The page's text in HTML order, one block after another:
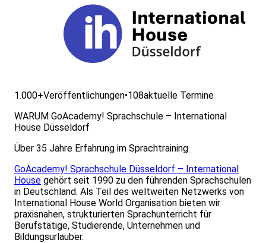
1.000+Veröffentlichungen•108aktuelle Termine
WARUM GoAcademy! Sprachschule – International
House Düsseldorf
Über 35 Jahre Erfahrung im Sprachtraining
GoAcademy! Sprachschule Düsseldorf – International
House gehört seit 1990 zu den führenden Sprachschulen
in Deutschland. Als Teil des weltweiten Netzwerks von
International House World Organisation bieten wir
praxisnahen, strukturierten Sprachunterricht für
Berufstätige, Studierende, Unternehmen und
Bildungsurlauber.